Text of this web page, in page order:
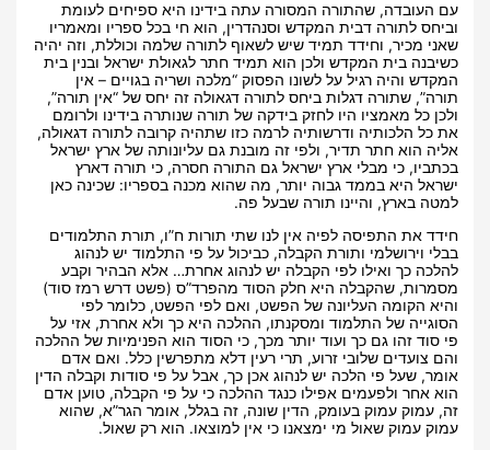
עם העובדה, שהתורה המסורה עתה בידינו היא ספיחים לעומת
וביחס לתורה דבית המקדש וסנהדרין, הוא חי בכל ספריו ומאמריו
שאני מכיר, וחידד תמיד שיש לשאוף לתורה שלמה וכוללת, וזה יהיה
כשיבנה בית המקדש ולכן הוא תמיד חתר לגאולת ישראל ובנין בית
המקדש והיה רגיל על לשונו הפסוק “מלכה ושריה בגויים – אין
תורה”, שתורה דגלות ביחס לתורה דגאולה זה יחס של “אין תורה”,
ולכן כל מאמציו היו לחזק בידקה של תורה שנותרה בידינו ולרומם
את כל הלכותיה ודרשותיה לרמה כזו שתהיה קרובה לתורה דגאולה,
אליה הוא חתר תדיר, ולפי זה מובנת גם עליונותה של ארץ ישראל
בכתביו, כי מבלי ארץ ישראל גם התורה חסרה, כי תורה דארץ
ישראל היא בממד גבוה יותר, מה שהוא מכנה בספריו: שכינה כאן
למטה בארץ, והיינו תורה שבעל פה.
חידד את התפיסה לפיה אין לנו שתי תורות ח”ו, תורת התלמודים
בבלי וירושלמי ותורת הקבלה, כביכול על פי התלמוד יש לנהוג
להלכה כך ואילו לפי הקבלה יש לנהוג אחרת… אלא הבהיר וקבע
מסמרות, שהקבלה היא חלק הסוד מהפרד”ס (פשט דרש רמז סוד)
והיא הקומה העליונה של הפשט, ואם לפי הפשט, כלומר לפי
הסוגייה של התלמוד ומסקנתו, ההלכה היא כך ולא אחרת, אזי על
פי סוד זהו גם כך ועוד יותר מכך, כי הסוד הוא הפנימיות של ההלכה
והם צועדים שלובי זרוע, תרי רעין דלא מתפרשין כלל. ואם אדם
אומר, שעל פי הלכה יש לנהוג אכן כך, אבל על פי סודות וקבלה הדין
הוא אחר ולפעמים אפילו כנגד ההלכה כי על פי הקבלה, טוען אדם
זה, עמוק עמוק בעומק, הדין שונה, זה בגלל, אומר הגר”א, שהוא
עמוק עמוק שאול מי ימצאנו כי אין למוצאו. הוא רק שאול.